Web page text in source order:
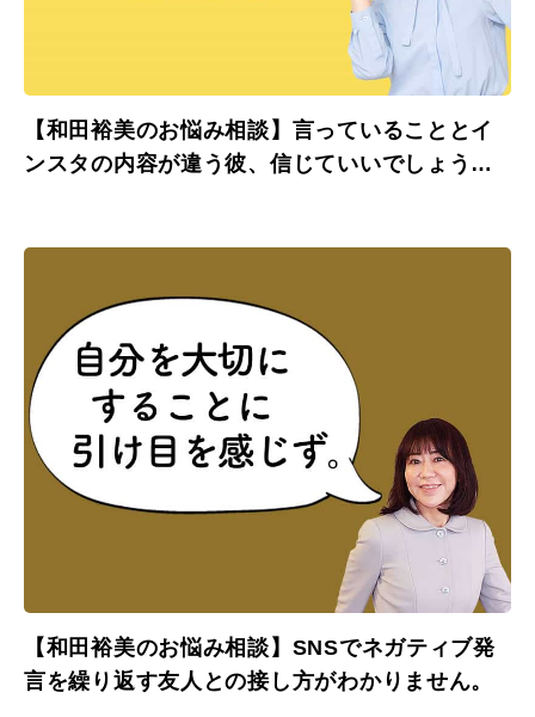
【和田裕美のお悩み相談】言っていることとイ
ンスタの内容が違う彼、信じていいでしょう
【和田裕美のお悩み相談】SNSでネガティブ発
言を繰り返す友人との接し方がわかりません。